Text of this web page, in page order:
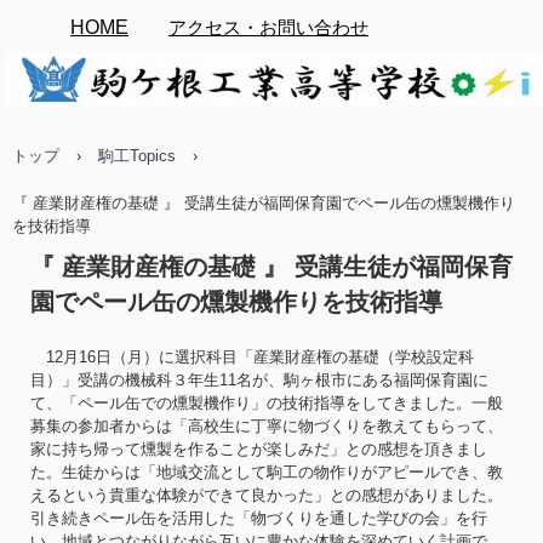
HOME アクセス・お問い合わせ
トップ › 駒工Topics ›
『 産業財産権の基礎 』 受講生徒が福岡保育園でペール缶の燻製機作り
を技術指導
『 産業財産権の基礎 』 受講生徒が福岡保育
園でペール缶の燻製機作りを技術指導
12月16日（月）に選択科目「産業財産権の基礎（学校設定科
目）」受講の機械科３年生11名が、駒ヶ根市にある福岡保育園に
て、「ペール缶での燻製機作り」の技術指導をしてきました。一般
募集の参加者からは「高校生に丁寧に物づくりを教えてもらって、
家に持ち帰って燻製を作ることが楽しみだ」との感想を頂きまし
た。生徒からは「地域交流として駒工の物作りがアピールでき、教
えるという貴重な体験ができて良かった」との感想がありました。
引き続きペール缶を活用した「物づくりを通した学びの会」を行